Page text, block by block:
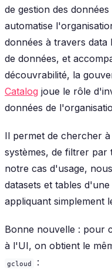
de gestion des
automatise
données à travers data
de données, et
découvrabilité, la
Catalog joue le rôle
données de
Il permet de chercher
systèmes, de filtrer par
notre cas d'usage,
datasets et tables
appliquant simplement
Bonne nouvelle : pour
à l'UI, on obtient le
gcloud :